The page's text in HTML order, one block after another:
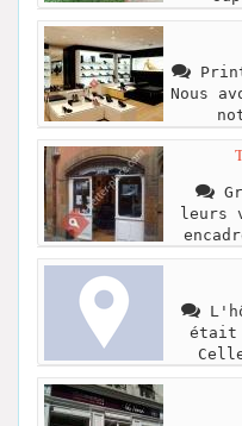
Nous
leurs
était